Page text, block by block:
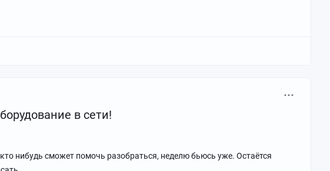
в сети!
нибудь сможет помочь разобраться, неделю бьюсь уже. Остаётся